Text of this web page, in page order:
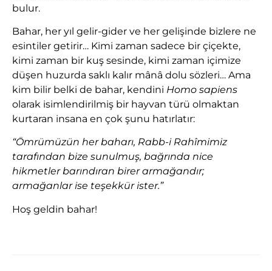
bulur.
Bahar, her yıl gelir-gider ve her gelişinde bizlere ne
esintiler getirir… Kimi zaman sadece bir çiçekte,
kimi zaman bir kuş sesinde, kimi zaman içimize
düşen huzurda saklı kalır mânâ dolu sözleri… Ama
kim bilir belki de bahar, kendini Homo sapiens
olarak isimlendirilmiş bir hayvan türü olmaktan
kurtaran insana en çok şunu hatırlatır:
“Ömrümüzün her baharı, Rabb-i Rahîmimiz
tarafından bize sunulmuş, bağrında nice
hikmetler barındıran birer armağandır;
armağanlar ise teşekkür ister.”
Hoş geldin bahar!